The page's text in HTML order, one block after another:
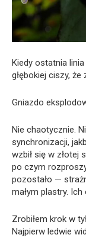
Kiedy ostatnia
głębokiej ciszy, że
Gniazdo
Nie chaotycznie.
synchronizacji,
wzbił się w złotej
po czym
pozostało —
małym plastry. Ich
Zrobiłem krok w
Najpierw ledwie